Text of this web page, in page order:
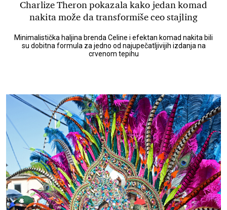
Charlize Theron pokazala kako jedan komad
nakita može da transformiše ceo stajling
Minimalistička haljina brenda Celine i efektan komad nakita bili
su dobitna formula za jedno od najupečatljivijih izdanja na
crvenom tepihu